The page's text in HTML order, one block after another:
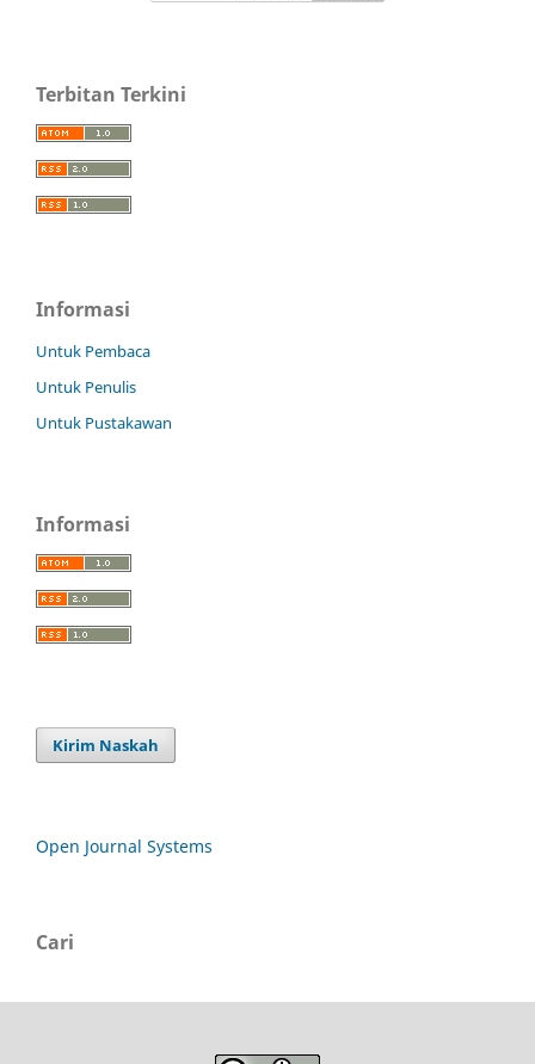
Terbitan Terkini
Informasi
Untuk Pembaca
Untuk Penulis
Untuk Pustakawan
Informasi
Kirim Naskah
Open Journal Systems
Cari